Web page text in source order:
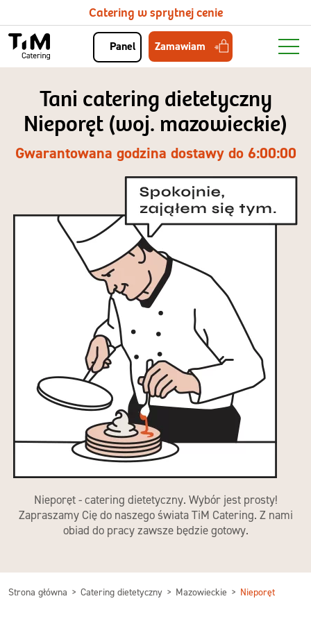
Catering w sprytnej cenie
Panel Zamawiam
Tani catering dietetyczny
Nieporęt (woj. mazowieckie)
Gwarantowana godzina dostawy do 6:00:00
Nieporęt - catering dietetyczny. Wybór jest prosty!
Zapraszamy Cię do naszego świata TiM Catering. Z nami
obiad do pracy zawsze będzie gotowy.
Strona główna Catering dietetyczny Mazowieckie Nieporęt